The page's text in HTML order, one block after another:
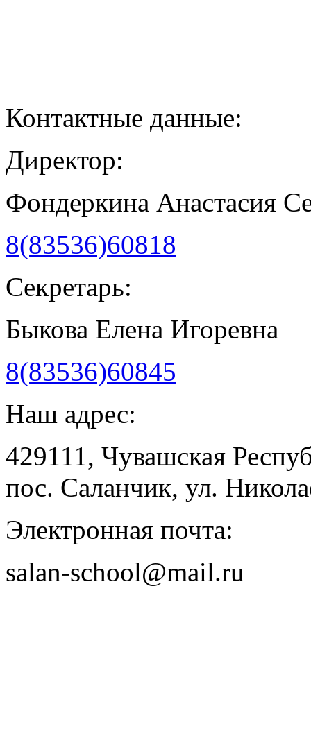
Контактные данные:
Директор:
Фондеркина Анастасия
8(83536)60818
Секретарь:
Быкова Елена Игоревна
8(83536)60845
Наш адрес:
429111, Чувашская
пос. Саланчик, ул.
Электронная почта:
salan-school@mail.ru